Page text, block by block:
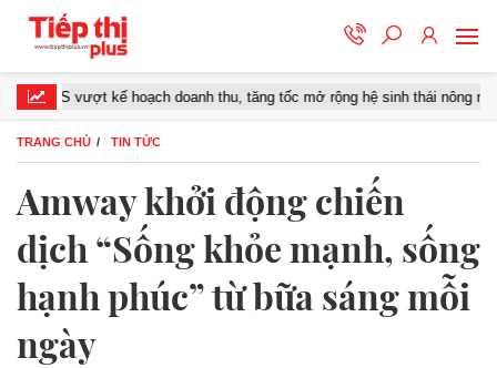
vượt kế hoạch doanh thu, tăng tốc mở rộng hệ sinh thái nông nghiệp –
TRANG CHỦ TIN TỨC
Amway khởi động chiến
dịch “Sống khỏe mạnh, sống
hạnh phúc” từ bữa sáng mỗi
ngày